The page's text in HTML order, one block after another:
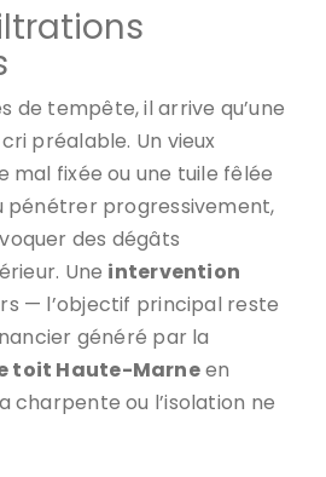
de tempête, il arrive qu’une
préalable. Un vieux
mal fixée ou une tuile fêlée
pénétrer progressivement,
des dégâts
Une intervention
— l’objectif principal reste
généré par la
toit Haute-Marneen
charpente ou l’isolation ne